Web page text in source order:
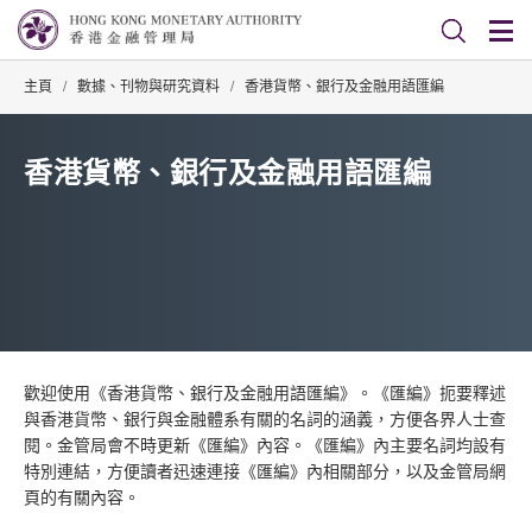
主頁 / 數據、刊物與研究資料 / 香港貨幣、銀行及金融用語匯編
香港貨幣、銀行及金融用語匯編
歡迎使用《香港貨幣、銀行及金融用語匯編》。《匯編》扼要釋述
與香港貨幣、銀行與金融體系有關的名詞的涵義，方便各界人士查
閱。金管局會不時更新《匯編》內容。《匯編》內主要名詞均設有
特別連結，方便讀者迅速連接《匯編》內相關部分，以及金管局網
頁的有關內容。